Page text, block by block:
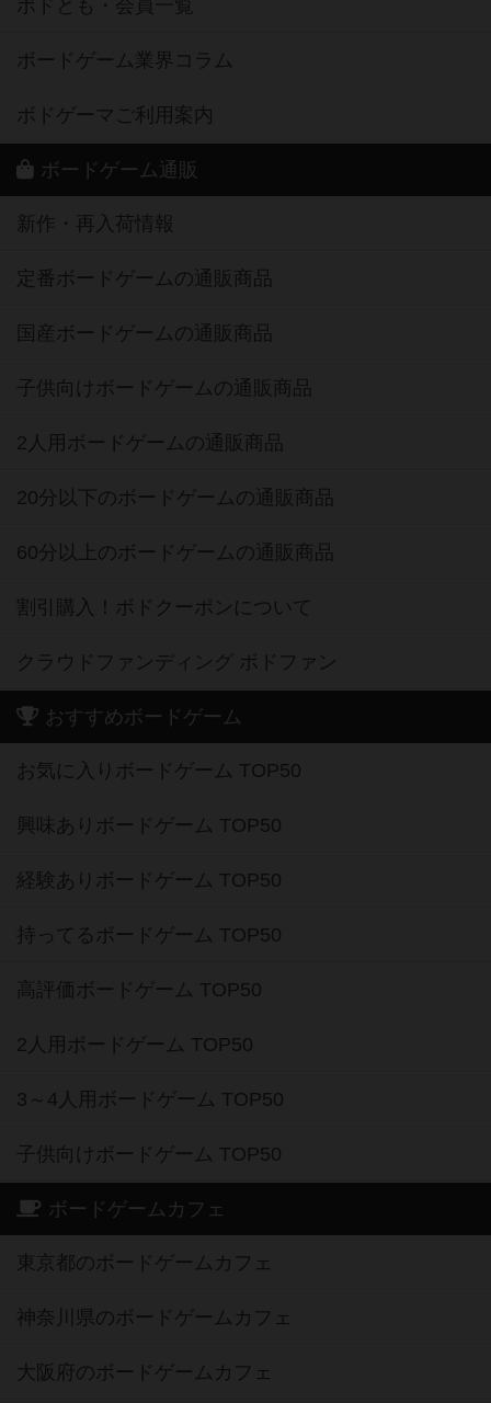
ボドとも・会員一覧
ボードゲーム業界コラム
ボドゲーマご利用案内
ボードゲーム通販
新作・再入荷情報
定番ボードゲームの通販商品
国産ボードゲームの通販商品
子供向けボードゲームの通販商品
2人用ボードゲームの通販商品
20分以下のボードゲームの通販商品
60分以上のボードゲームの通販商品
割引購入！ボドクーポンについて
クラウドファンディング ボドファン
おすすめボードゲーム
お気に入りボードゲーム TOP50
興味ありボードゲーム TOP50
経験ありボードゲーム TOP50
持ってるボードゲーム TOP50
高評価ボードゲーム TOP50
2人用ボードゲーム TOP50
3～4人用ボードゲーム TOP50
子供向けボードゲーム TOP50
ボードゲームカフェ
東京都のボードゲームカフェ
神奈川県のボードゲームカフェ
大阪府のボードゲームカフェ